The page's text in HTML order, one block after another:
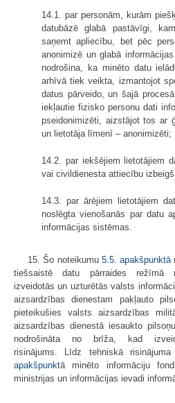
14.1. par personām, kurām
datubāzē glabā pastāvīgi,
saņemt apliecību, bet pēc
anonimizē un glabā
nodrošina, ka minēto datu
arhīvā tiek veikta, izmantojot
datus pārveido, un šajā
iekļautie fizisko personu dati
pseidonimizēti, aizstājot tos ar
un lietotāja līmenī – anonimizēti;
14.2. par iekšējiem lietotājiem
vai civildienesta attiecību
14.3. par ārējiem lietotājiem
noslēgta vienošanās par datu
informācijas sistēmas.
15. Šo noteikumu 5.5. apakšpunktā
tiešsaistē datu pārraides režīmā
izveidotās un uzturētās valsts
aizsardzības dienestam pakļauto
pieteikušies valsts aizsardzības
aizsardzības dienestā iesaukto
nodrošināta no brīža, kad
risinājums. Līdz tehniskā
apakšpunktā minēto informāciju
ministrijas un informācijas ievadi